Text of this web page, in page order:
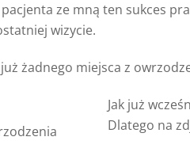
ze mną ten sukces
wizycie.
żadnego miejsca z
Jak już
Dlatego na